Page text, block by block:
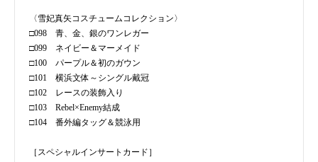
〈雪妃真矢コスチュームコレクション〉
□098 青、金、銀のワンレガー
□099 ネイビー＆マーメイド
□100 パープル＆初のガウン
□101 横浜文体～シングル戴冠
□102 レースの装飾入り
□103 Rebel×Enemy結成
□104 番外編タッグ＆競泳用
［スペシャルインサートカード］